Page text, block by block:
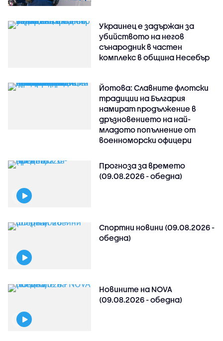
Украинец е задържан за
убийството на негов
сънародник в частен
комплекс в община Несебър
Йотова: Славните флотски
традиции на България
намират продължение в
дръзновението на най-
младото попълнение от
военноморски офицери
Прогноза за времето
(09.08.2026 - обедна)
Спортни новини (09.08.2026 -
обедна)
Новините на NOVA
(09.08.2026 - обедна)